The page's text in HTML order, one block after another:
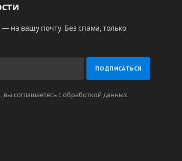
на вашу почту. Без спама, только
соглашаетесь с обработкой данных.